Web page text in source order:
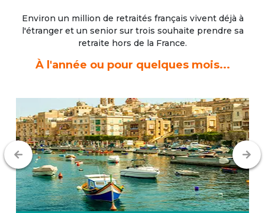
Environ un million de retraités français vivent déjà à
l'étrangeret un senior sur trois souhaite prendre sa
retraite hors de la France.
À l'année ou pour quelques mois...